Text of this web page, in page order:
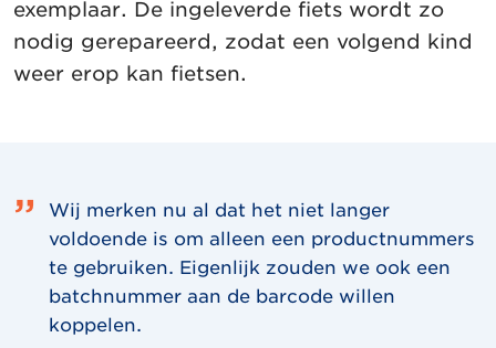
exemplaar. De ingeleverde fiets wordt zo
nodig gerepareerd, zodat een volgend kind
weer erop kan fietsen.
Wij merken nu al dat het niet langer
voldoende is om alleen een productnummers
te gebruiken. Eigenlijk zouden we ook een
batchnummer aan de barcode willen
koppelen.